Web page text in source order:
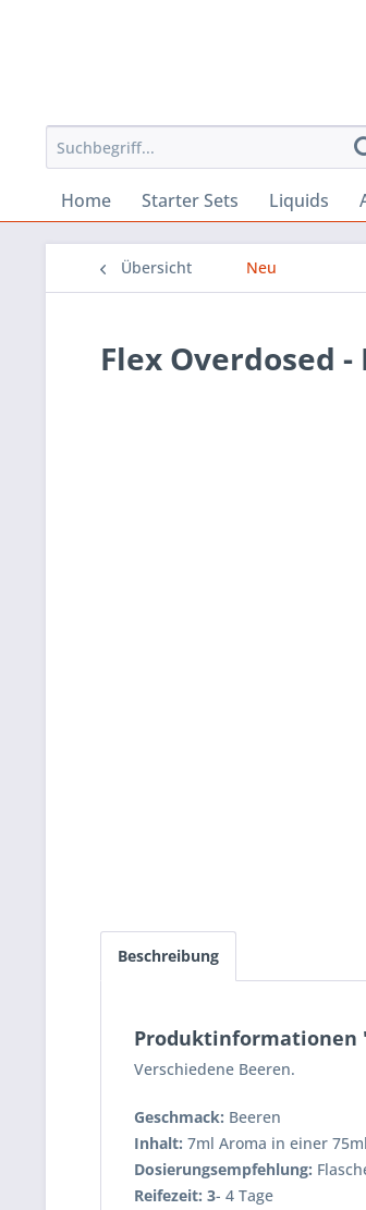
Home Starter Sets Liquids
Übersicht Neu
Flex Overdosed
Beschreibung
Produktinformationen
Verschiedene Beeren.
Geschmack: Beeren
Inhalt: 7ml Aroma in einer
Dosierungsempfehlung:
Reifezeit: 3- 4 Tage